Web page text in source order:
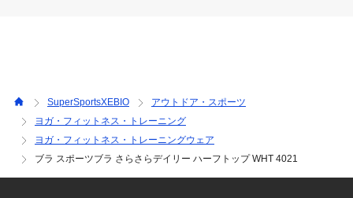
商品の色味が若干異なる場合があります。
※掲載の価格・製品のパッケージ・デザイン・仕様について、
予告なく変更することがあります。あらかじめご了承くださ
い。ルシアン LECIENスーパースポーツゼビオ ゼビオ Super
SuperSportsXEBIO
アウトドア・スポーツ
ヨガ・フィットネス・トレーニング
ヨガ・フィットネス・トレーニングウェア
ブラ スポーツブラ さらさらデイリー ハーフトップ WHT 4021